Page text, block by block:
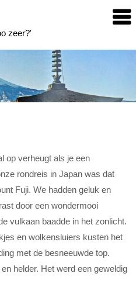
zeer?'
op verheugt als je een
rondreis in Japan was dat
Fuji. We hadden geluk en
door een wondermooi
vulkaan baadde in het zonlicht.
en wolkensluiers kusten het
met de besneeuwde top.
helder. Het werd een geweldig